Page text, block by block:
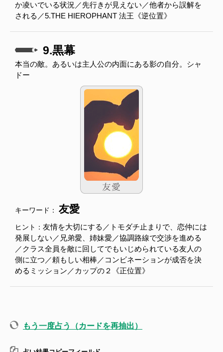
か凌いでいる状況／先行きが見えない／他者から誤解を
される／5.THE HIEROPHANT 法王《逆位置》
9.黒幕
本当の敵。あるいは主人公の内面にある影の自分。シャ
ドー
キーワード： 友愛
ヒント： 友情を大切にする／トモダチ止まりで、恋仲には
発展しない／兄弟愛、姉妹愛／協調路線で交渉を進める
／クラス全員を敵に回してでもいじめられている友人の
側に立つ／頼もしい相棒／コンビネーションが成否を決
めるミッション／カップの２《正位置》
もう一度占う（カードを再抽出）